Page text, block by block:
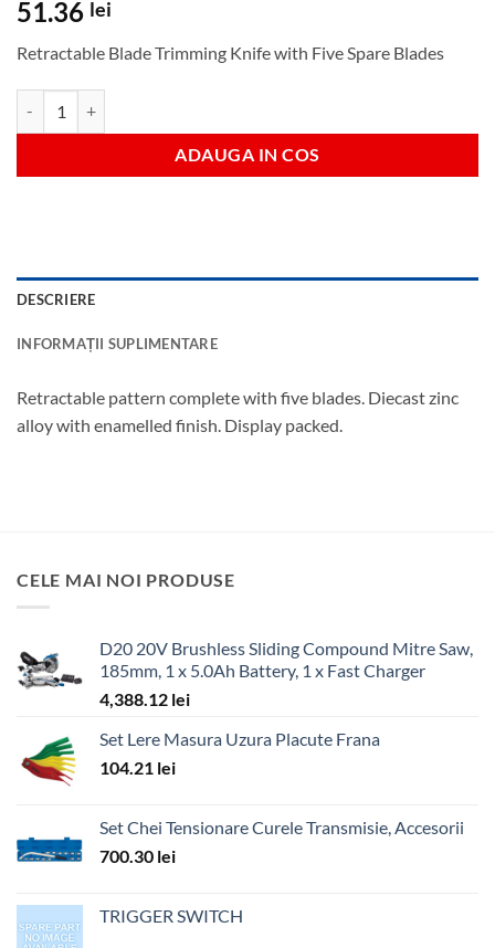
51.36 lei
Retractable Blade Trimming Knife with Five Spare Blades
ADAUGA IN COS
DESCRIERE
INFORMAȚII SUPLIMENTARE
Retractable pattern complete with five blades. Diecast zinc
alloy with enamelled finish. Display packed.
CELE MAI NOI PRODUSE
D20 20V Brushless Sliding Compound Mitre Saw,
185mm, 1 x 5.0Ah Battery, 1 x Fast Charger
4,388.12 lei
Set Lere Masura Uzura Placute Frana
104.21 lei
Set Chei Tensionare Curele Transmisie, Accesorii
700.30 lei
TRIGGER SWITCH